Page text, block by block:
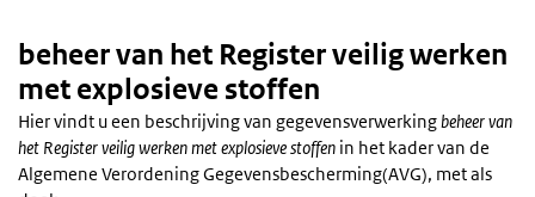
beheer van het Register veilig werken
met explosieve stoffen
Hier vindt u een beschrijving van gegevensverwerkingbeheer van
het Register veilig werken met explosieve stoffen in het kader van de
Algemene Verordening Gegevensbescherming(AVG), met als